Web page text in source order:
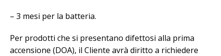
– 3 mesi per la batteria.
Per prodotti che si presentano difettosi alla prima
accensione (DOA), il Cliente avrà diritto a richiedere